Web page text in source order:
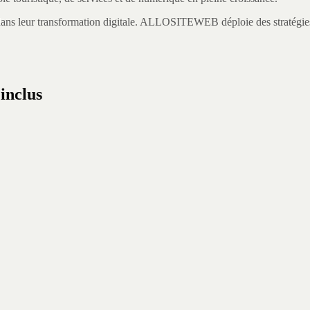
leur transformation digitale. ALLOSITEWEB déploie des